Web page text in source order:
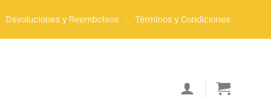
Devoluciones y Reembolsos Términos y Condiciones